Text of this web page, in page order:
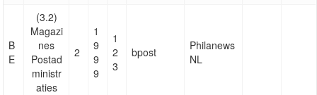
B
E
(3.2)
Magazi
nes
Postad
ministr
aties
2
1
9
9
9
1
2
3
bpost
Philanews
NL